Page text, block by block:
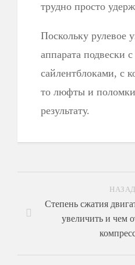
трудно просто
Поскольку рулевое
аппарата подвески
сайлентблоками, с
то люфты и
результату.
НАЗАД
Степень сжатия
увеличить и чем